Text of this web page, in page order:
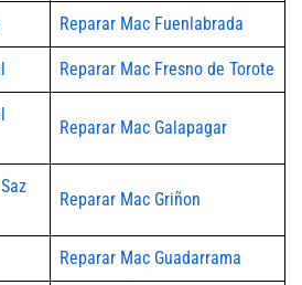
Reparar Mac Fuenlabrada
Reparar Mac Fresno de Torote
Reparar Mac Galapagar
Reparar Mac Griñon
Reparar Mac Guadarrama